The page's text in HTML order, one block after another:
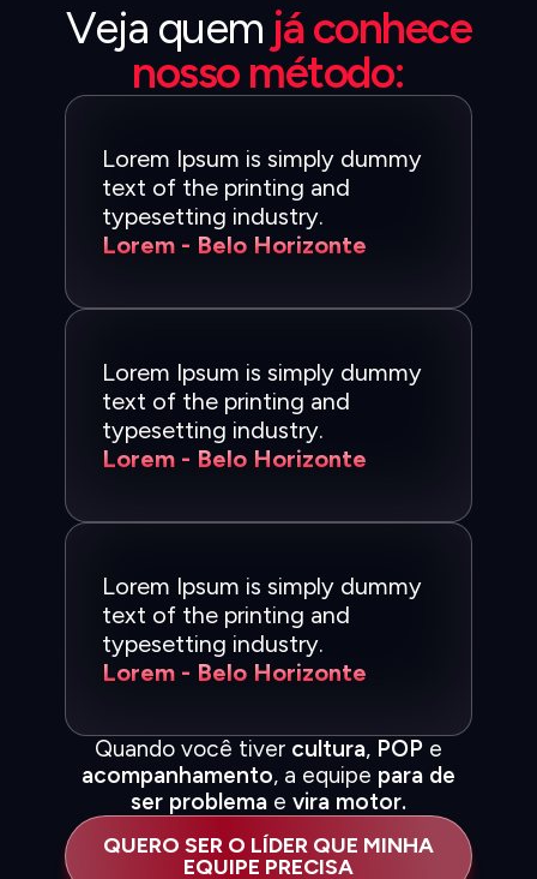
Veja quem já conhece
nosso método:
Lorem Ipsum is simply dummy
text of the printing and
typesetting industry.
Lorem - Belo Horizonte
Lorem Ipsum is simply dummy
text of the printing and
typesetting industry.
Lorem - Belo Horizonte
Lorem Ipsum is simply dummy
text of the printing and
typesetting industry.
Lorem - Belo Horizonte
Quando você tiver cultura, POP e
acompanhamento, a equipe para de
ser problema e vira motor.
QUERO SER O LÍDER QUE MINHA
EQUIPE PRECISA